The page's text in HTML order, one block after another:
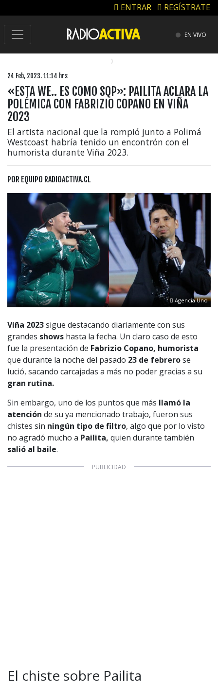
ENTRAR REGÍSTRATE
EN VIVO
24 Feb, 2023. 11:14 hrs
«ESTA WE.. ES COMO SQP»: PAILITA ACLARA LA
POLÉMICA CON FABRIZIO COPANO EN VIÑA
2023
El artista nacional que la rompió junto a Polimá
Westcoast habría tenido un encontrón con el
humorista durante Viña 2023.
POR EQUIPO RADIOACTIVA.CL
Agencia Uno
Viña 2023sigue destacando diariamente con sus
grandes shows hasta la fecha. Un claro caso de esto
fue la presentación de Fabrizio Copano, humorista
que durante la noche del pasado 23 de febrerose
lució, sacando carcajadas a más no poder gracias a su
gran rutina.
Sin embargo, uno de los puntos que más llamó la
atención de su ya mencionado trabajo, fueron sus
chistes sin ningún tipo de filtro, algo que por lo visto
no agradó mucho a Pailita, quien durante también
salió al baile.
El chiste sobre Pailita